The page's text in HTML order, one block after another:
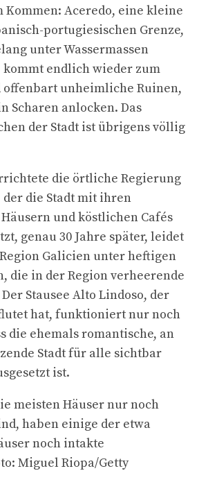
Kommen: Aceredo, eine kleine
portugiesischen Grenze,
unter Wassermassen
kommt endlich wieder zum
offenbart unheimliche Ruinen,
Scharen anlocken. Das
der Stadt ist übrigens völlig
die örtliche Regierung
der die Stadt mit ihren
und köstlichen Cafés
genau 30 Jahre später, leidet
Galicien unter heftigen
die in der Region verheerende
Stausee Alto Lindoso, der
hat, funktioniert nur noch
die ehemals romantische, an
Stadt für alle sichtbar
ist.
meisten Häuser nur noch
haben einige der etwa
noch intakte
Miguel Riopa/Getty